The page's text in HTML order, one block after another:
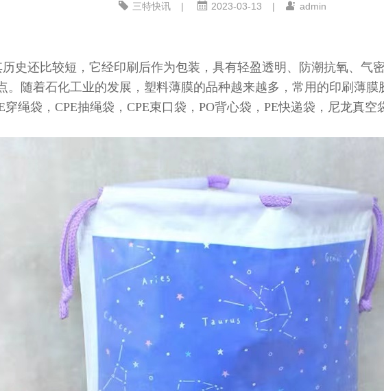
三特快讯 | 2023-03-13 | admin
史还比较短，它经印刷后作为包装，具有轻盈透明、防潮抗氧、气
随着石化工业的发展，塑料薄膜的品种越来越多，常用的印刷薄膜
穿绳袋，CPE抽绳袋，CPE束口袋，PO背心袋，PE快递袋，尼龙真